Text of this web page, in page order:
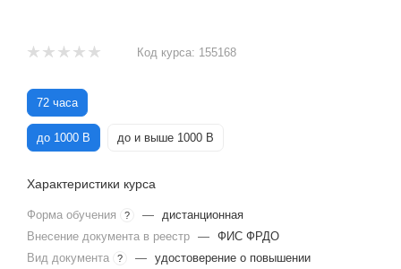
Код курса: 155168
72 часа
до 1000 В до и выше 1000 В
Характеристики курса
Форма обучения ? —
дистанционная
Внесение документа в реестр — ФИС ФРДО
Вид документа
? — удостоверение о повышении